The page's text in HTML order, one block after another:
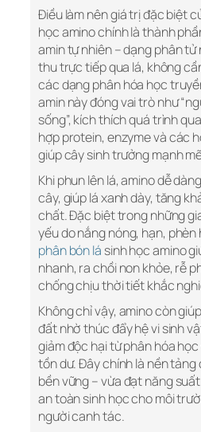
Điều làm nên giá trị đặc biệt
học amino chính là thành
amin tự nhiên – dạng phân tử
thu trực tiếp qua lá, không
các dạng phân hóa học
amin này đóng vai trò như
sống”, kích thích quá trình
hợp protein, enzyme và các
giúp cây sinh trưởng mạnh
Khi phun lên lá, amino dễ
cây, giúp lá xanh dày, tăng
chất. Đặc biệt trong những
yếu do nắng nóng, hạn, phèn
phân bón lá sinh học amino
nhanh, ra chồi non khỏe, rễ
chống chịu thời tiết khắc
Không chỉ vậy, amino còn
đất nhờ thúc đẩy hệ vi sinh
giảm độc hại từ phân hóa
tồn dư. Đây chính là nền
bền vững – vừa đạt năng
an toàn sinh học cho môi
người canh tác.